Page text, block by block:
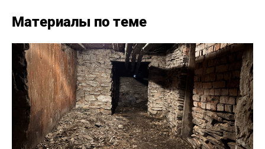
Материалы по теме